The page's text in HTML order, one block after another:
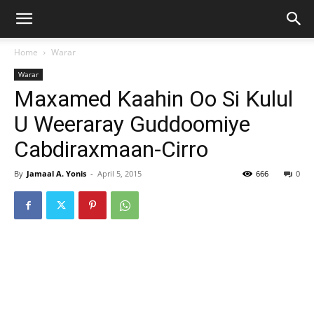
Home Warar
Warar
Maxamed Kaahin Oo Si Kulul
U Weeraray Guddoomiye
Cabdiraxmaan-Cirro
By Jamaal A. Yonis - April 5, 2015 0
666